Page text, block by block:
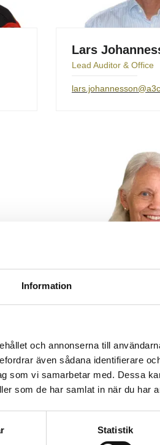
Information
och annonserna till
även sådana identifierare
som vi samarbetar med. Dessa
som de har samlat in när du har
Statistik
Lars
Lead Auditor & Office